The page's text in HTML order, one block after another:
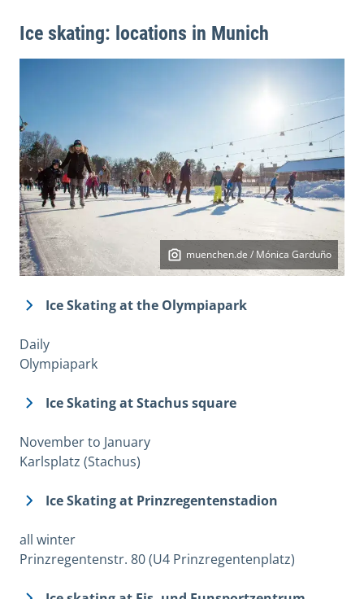
Ice skating: locations in Munich
muenchen.de / Mónica Garduño
Ice Skating at the Olympiapark
Daily
Olympiapark
Ice Skating at Stachus square
November to January
Karlsplatz (Stachus)
Ice Skating at Prinzregentenstadion
all winter
Prinzregentenstr. 80 (U4 Prinzregentenplatz)